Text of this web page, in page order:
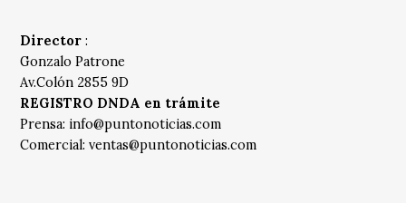
Director :
Gonzalo Patrone
Av.Colón 2855 9D
REGISTRO DNDA en trámite
Prensa: info@puntonoticias.com
Comercial:ventas@puntonoticias.com